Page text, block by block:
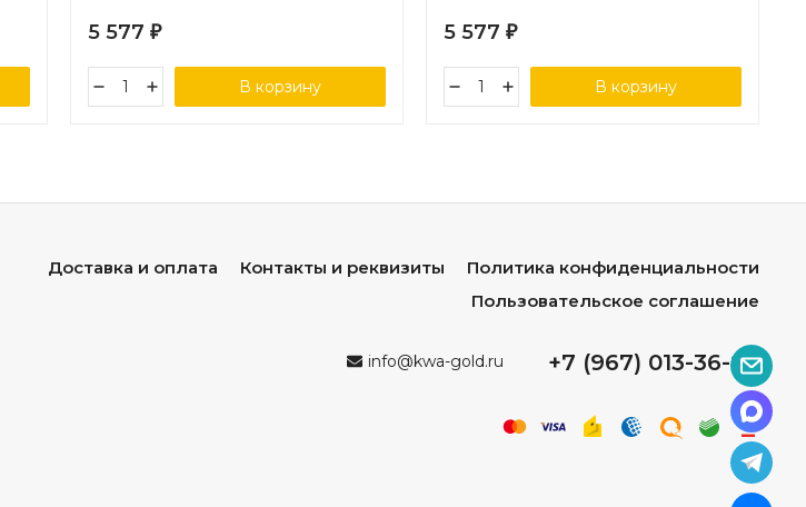
5 577 ₽
В корзину
5 577 ₽
В корзину
Доставка и оплата Контакты и реквизиты
Политика конфиденциальности
Пользовательское соглашение
info@kwa-gold.ru +7 (967) 013-36-96